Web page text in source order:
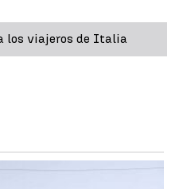
los viajeros de Italia